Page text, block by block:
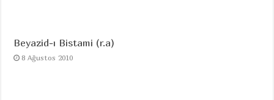
Beyazid-ı Bistami (r.a)
8 Ağustos 2010